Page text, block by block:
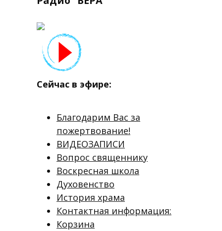
Сейчас в эфире:
Благодарим Вас за
пожертвование!
ВИДЕОЗАПИСИ
Вопрос священнику
Воскресная школа
Духовенство
История храма
Контактная информация:
Корзина